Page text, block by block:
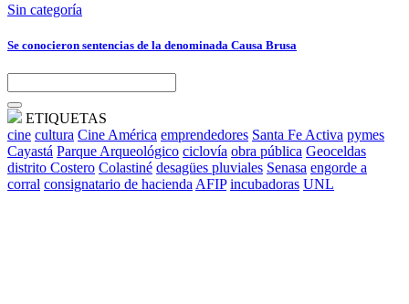
Sin categoría
Se conocieron sentencias de la denominada Causa Brusa
ETIQUETAS
cine cultura Cine América emprendedores Santa Fe Activa pymes
Cayastá Parque Arqueológico ciclovía obra pública Geoceldas
distrito Costero Colastiné desagües pluviales Senasa engorde a
corral consignatario de hacienda AFIP incubadoras UNL